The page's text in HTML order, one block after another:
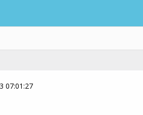
07:01:27